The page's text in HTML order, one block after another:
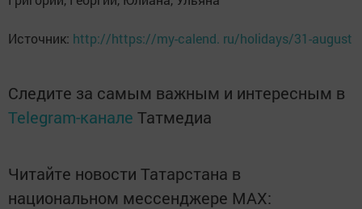
Источник: http://https://my-calend. ru/holidays/31-august
Следите за самым важным и интересным в
Telegram-канале Татмедиа
Читайте новости Татарстана в
национальном мессенджере MАХ: